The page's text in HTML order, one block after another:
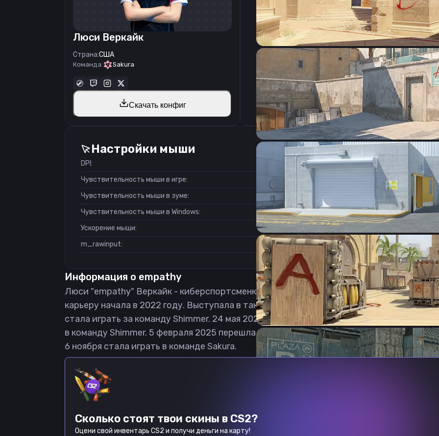
Люси Веркайк
Страна:США
Команда: Sakura
Скачать конфиг
CSGO-kduva-ZosMM-Ga3nt-P46xF-zPFuA
Настройки мыши
DPI:
3200
Чувствительность мыши в игре:
0.21
Чувствительность мыши в зуме:
Чувствительность мыши в Windows:
6/11
Ускорение мыши:
m_rawinput:
1
Настройки
Разрешение
Соотношение сторон
Формат изображения
Частота обновления
Информация о empathy
Люси "empathy" Веркайк - киберспортсменка в дисциплине Counter-Strike 2 из США.
карьеру начала в 2022 году. Выступала в таких коллективах, как: New Threat,
стала играть за команду Shimmer. 24 мая 2024 продолжили выступления в
в команду Shimmer. 5 февраля 2025 перешла в команду Supernova Comets. 9 августа
6 ноября стала играть в команде Sakura.
Сколько стоят твои скины в CS2?
Оцени свой инвентарь CS2 и получи деньги на карту!